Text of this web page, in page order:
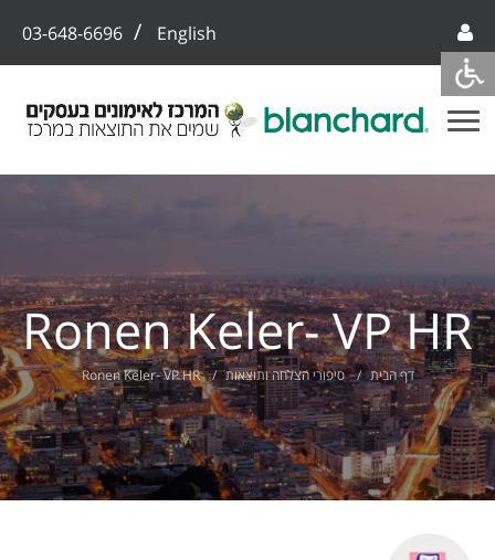
03-648-6696 / English
Ronen Keler- VP HR
דף הבית סיפורי הצלחה ותוצאות Ronen Keler- VP HR